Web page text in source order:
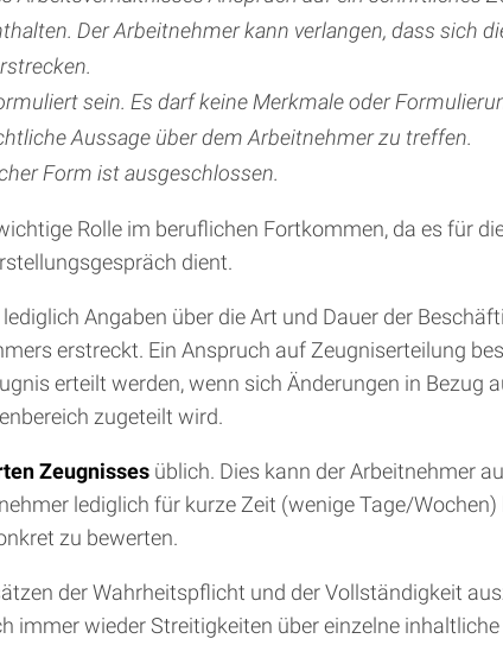
Der Arbeitnehmer kann verlangen, dass sich
sein. Es darf keine Merkmale oder
Aussage über dem Arbeitnehmer zu treffen.
Form ist ausgeschlossen.
Rolle im beruflichen Fortkommen, da es für
dient.
lediglich Angaben über die Art und Dauer der
erstreckt. Ein Anspruch auf Zeugniserteilung
erteilt werden, wenn sich Änderungen in Bezug
zugeteilt wird.
Zeugnisses üblich. Dies kann der Arbeitnehmer
lediglich für kurze Zeit (wenige Tage/
zu bewerten.
der Wahrheitspflicht und der Vollständigkeit
immer wieder Streitigkeiten über einzelne